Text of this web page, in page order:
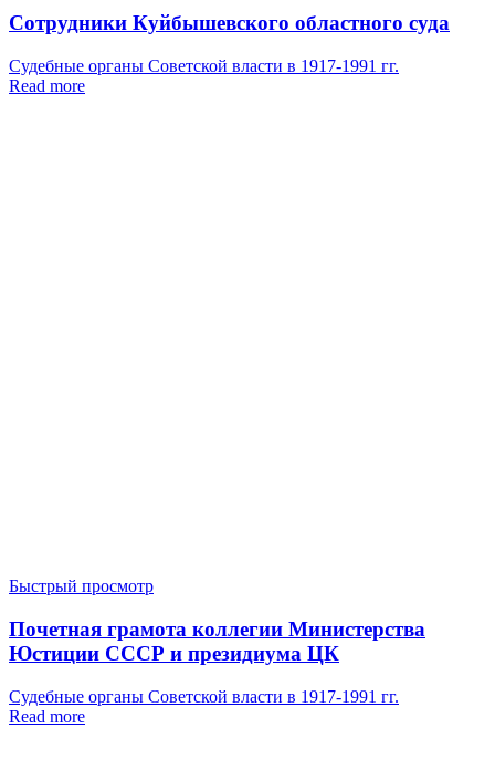
Сотрудники Куйбышевского областного суда
Судебные органы Советской власти в 1917-1991 гг.
Read more
Быстрый просмотр
Почетная грамота коллегии Министерства
Юстиции СССР и президиума ЦК
Судебные органы Советской власти в 1917-1991 гг.
Read more